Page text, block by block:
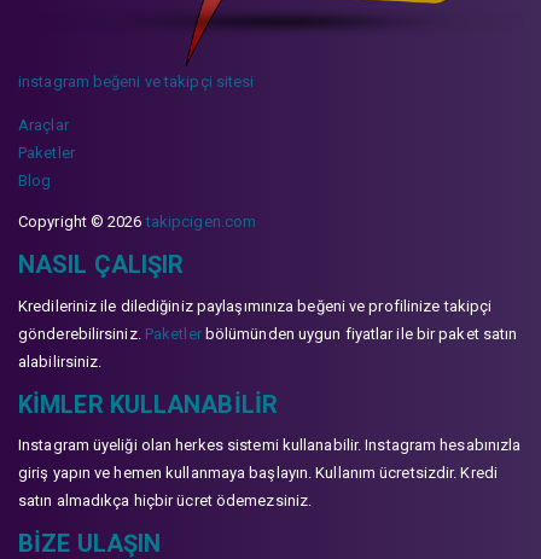
instagram beğeni ve takipçi sitesi
Araçlar
Paketler
Blog
Copyright © 2026takipcigen.com
NASIL ÇALIŞIR
Kredileriniz ile dilediğiniz paylaşımınıza beğeni ve profilinize takipçi
gönderebilirsiniz. Paketlerbölümünden uygun fiyatlar ile bir paket satın
alabilirsiniz.
KIMLER KULLANABILIR
Instagram üyeliği olan herkes sistemi kullanabilir. Instagram hesabınızla
giriş yapın ve hemen kullanmaya başlayın. Kullanım ücretsizdir. Kredi
satın almadıkça hiçbir ücret ödemezsiniz.
BIZE ULAŞIN